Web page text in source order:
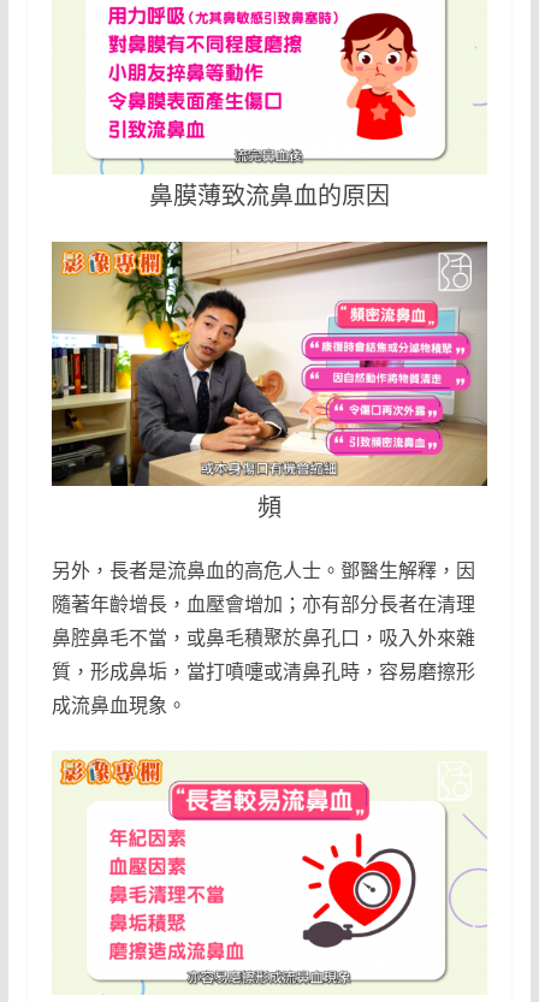
鼻膜薄致流鼻血的原因
頻
另外，長者是流鼻血的高危人士。鄧醫生解釋，因
隨著年齡增長，血壓會增加；亦有部分長者在清理
鼻腔鼻毛不當，或鼻毛積聚於鼻孔口，吸入外來雜
質，形成鼻垢，當打噴嚏或清鼻孔時，容易磨擦形
成流鼻血現象。